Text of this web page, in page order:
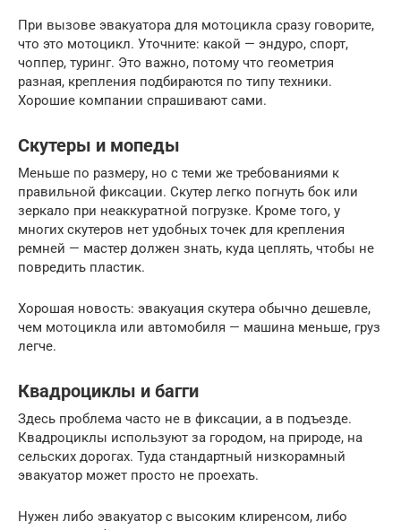
При вызове эвакуатора для мотоцикла сразу говорите,
что это мотоцикл. Уточните: какой — эндуро, спорт,
чоппер, туринг. Это важно, потому что геометрия
разная, крепления подбираются по типу техники.
Хорошие компании спрашивают сами.
Скутеры и мопеды
Меньше по размеру, но с теми же требованиями к
правильной фиксации. Скутер легко погнуть бок или
зеркало при неаккуратной погрузке. Кроме того, у
многих скутеров нет удобных точек для крепления
ремней — мастер должен знать, куда цеплять, чтобы не
повредить пластик.
Хорошая новость: эвакуация скутера обычно дешевле,
чем мотоцикла или автомобиля — машина меньше, груз
легче.
Квадроциклы и багги
Здесь проблема часто не в фиксации, а в подъезде.
Квадроциклы используют за городом, на природе, на
сельских дорогах. Туда стандартный низкорамный
эвакуатор может просто не проехать.
Нужен либо эвакуатор с высоким клиренсом, либо